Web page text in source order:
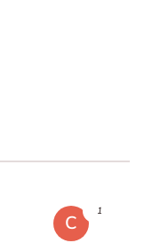
C
1